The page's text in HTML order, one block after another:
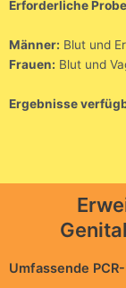
Erforderliche
Männer: Blut und
Frauen: Blut und
Ergebnisse
Umfassende